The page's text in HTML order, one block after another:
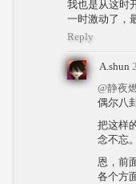
我也是从这时
一时激动了，
Reply
A.shun
@静夜
偶尔八
把这样
念不忘。
恩，前
各个方